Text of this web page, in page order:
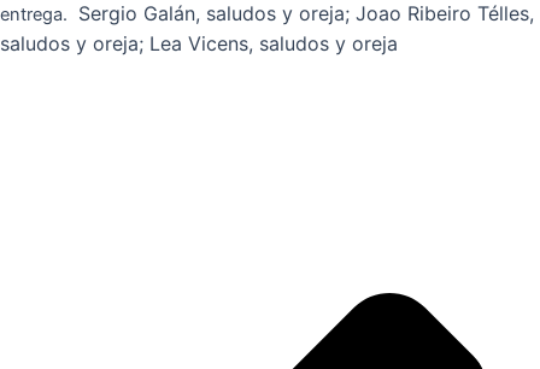
entrega.
Sergio Galán, saludos y oreja; Joao Ribeiro Télles,
saludos y oreja; Lea Vicens, saludos y oreja